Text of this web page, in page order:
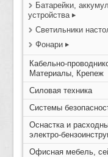
Батарейки,
устройства
Светильники
Фонари
Кабельно-
Материалы, Крепеж
Силовая техника
Системы
Оснастка и
электро-
Офисная мебель,